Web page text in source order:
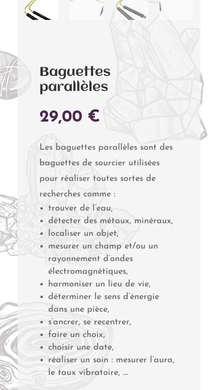
Baguettes
parallèles
29,00 €
Les baguettes parallèles sont des
baguettes de sourcier utilisées
pour réaliser toutes sortes de
recherches comme :
trouver de l’eau,
détecter des métaux, minéraux,
localiser un objet,
mesurer un champ et/ou un
rayonnement d’ondes
électromagnétiques,
harmoniser un lieu de vie,
déterminer le sens d’énergie
dans une pièce,
s’ancrer, se recentrer,
faire un choix,
choisir une date,
réaliser un soin : mesurer l’aura,
le taux vibratoire, …